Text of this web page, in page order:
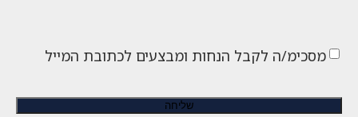
מסכימ/ה לקבל הנחות ומבצעים לכתובת המייל